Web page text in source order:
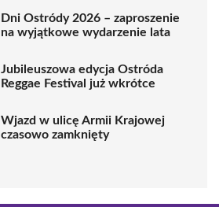
Dni Ostródy 2026 – zaproszenie
na wyjątkowe wydarzenie lata
Jubileuszowa edycja Ostróda
Reggae Festival już wkrótce
Wjazd w ulicę Armii Krajowej
czasowo zamknięty